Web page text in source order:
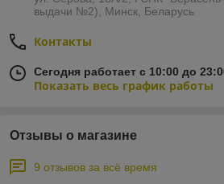
выдачи №2), Минск, Беларусь
Контакты
Сегодня работает с 10:00 до
Показать весь график работы
Отзывы о магазине
9 отзывов за всё время